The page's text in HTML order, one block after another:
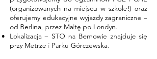
(organizowanych na miejscu w szkole!) oraz
oferujemy edukacyjne wyjazdy zagraniczne –
od Berlina, przez Maltę po Londyn.
Lokalizacja – STO na Bemowie znajduje się
przy Metrze i Parku Górczewska.